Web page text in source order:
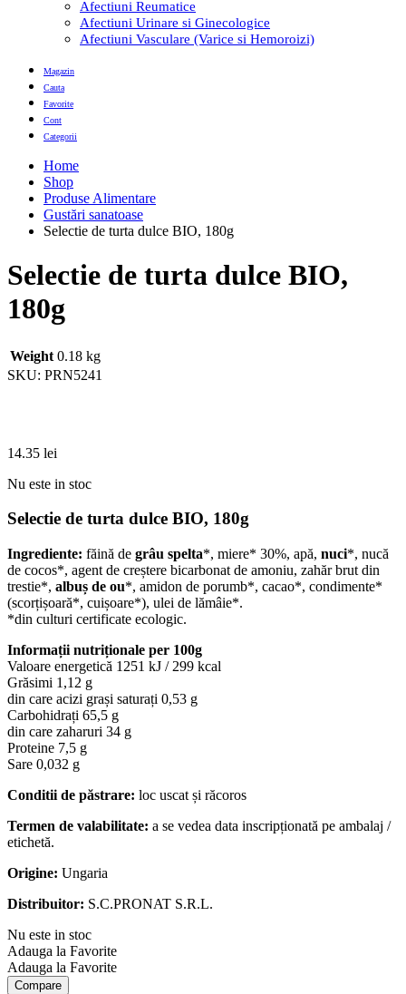
Afectiuni Reumatice
Afectiuni Urinare si Ginecologice
Afectiuni Vasculare (Varice si Hemoroizi)
Magazin
Cauta
Favorite
Cont
Categorii
Home
Shop
Produse Alimentare
Gustări sanatoase
Selectie de turta dulce BIO, 180g
Selectie de turta dulce BIO,
180g
Weight 0.18 kg
SKU: PRN5241
14.35 lei
Nu este in stoc
Selectie de turta dulce BIO, 180g
Ingrediente: făină de grâu spelta*, miere* 30%, apă, nuci*, nucă
de cocos*, agent de creștere bicarbonat de amoniu, zahăr brut din
trestie*, albuș de ou*, amidon de porumb*, cacao*, condimente*
(scorțișoară*, cuișoare*), ulei de lămâie*.
*din culturi certificate ecologic.
Informații nutriționale per 100g
Valoare energetică 1251 kJ / 299 kcal
Grăsimi 1,12 g
din care acizi grași saturați 0,53 g
Carbohidrați 65,5 g
din care zaharuri 34 g
Proteine 7,5 g
Sare 0,032 g
Conditii de păstrare: loc uscat și răcoros
Termen de valabilitate: a se vedea data inscripționată pe ambalaj /
etichetă.
Origine: Ungaria
Distribuitor: S.C.PRONAT S.R.L.
Nu este in stoc
Adauga la Favorite
Adauga la Favorite
Compare